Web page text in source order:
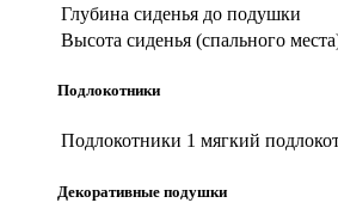
Глубина сиденья до подушки
Высота сиденья (спального
Подлокотники
Подлокотники 1 мягкий
Декоративные подушки